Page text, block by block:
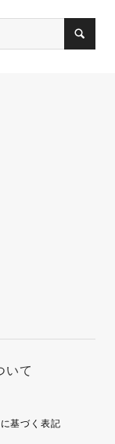
いて
基づく表記